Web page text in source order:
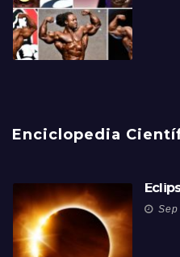
Enciclopedia